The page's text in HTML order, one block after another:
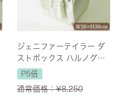
ジェニファーテイラー ダ
ストボックス ハルノグレ
ー(Haruno-GR) 【送料無
料】
P5倍
通常価格：¥8,250